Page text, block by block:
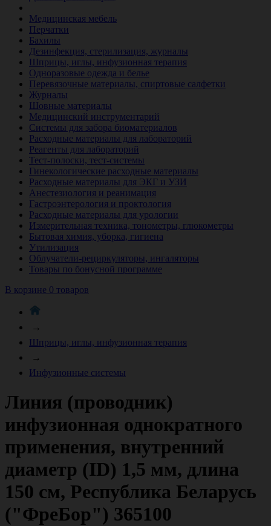
Медицинская мебель
Перчатки
Бахилы
Дезинфекция, стерилизация, журналы
Шприцы, иглы, инфузионная терапия
Одноразовые одежда и белье
Перевязочные материалы, спиртовые салфетки
Журналы
Шовные материалы
Медицинский инструментарий
Системы для забора биоматериалов
Расходные материалы для лабораторий
Реагенты для лабораторий
Тест-полоски, тест-системы
Гинекологические расходные материалы
Расходные материалы для ЭКГ и УЗИ
Анестезиология и реанимация
Гастроэнтерология и проктология
Расходные материалы для урологии
Измерительная техника, тонометры, глюкометры
Бытовая химия, уборка, гигиена
Утилизация
Облучатели-рециркуляторы, ингаляторы
Товары по бонусной программе
В корзине 0 товаров
→
Шприцы, иглы, инфузионная терапия
→
Инфузионные системы
Линия (проводник)
инфузионная однократного
применения, внутренний
диаметр (ID) 1,5 мм, длина
150 см, Республика Беларусь
("ФреБор") 365100